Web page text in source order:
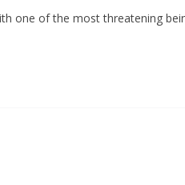
one of the most threatening